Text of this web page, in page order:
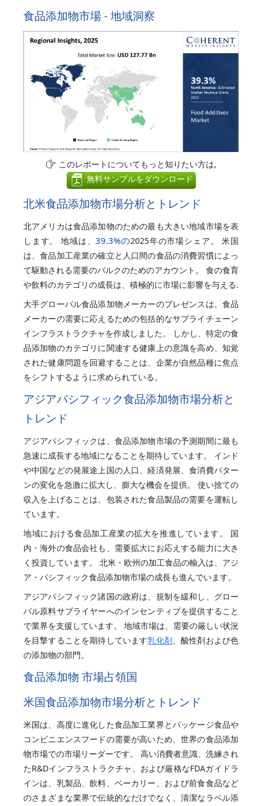
食品添加物市場 - 地域洞察
このレポートについてもっと知りたい方は,
無料サンプルをダウンロード
北米食品添加物市場分析とトレンド
北アメリカは食品添加物のための最も大きい地域市場を表
します。 地域は、39.3%の2025年の市場シェア。 米国
は、食品加工産業の確立と人口間の食品の消費習慣によっ
て駆動される需要のバルクのためのアカウント。 食の食育
や飲料のカテゴリの成長は、積極的に市場に影響を与える.
大手グローバル食品添加物メーカーのプレゼンスは、食品
メーカーの需要に応えるための包括的なサプライチェーン
インフラストラクチャを作成しました。 しかし、特定の食
品添加物のカテゴリに関連する健康上の意識を高め、知覚
された健康問題を回避することは、企業が自然品種に焦点
をシフトするように求められている。
アジアパシフィック食品添加物市場分析と
トレンド
アジアパシフィックは、食品添加物市場の予測期間に最も
急速に成長する地域になることを期待しています。 インド
や中国などの発展途上国の人口、経済発展、食消費パター
ンの変化を急激に拡大し、膨大な機会を提供。 使い捨ての
収入を上げることは、包装された食品製品の需要を運転し
ています。
地域における食品加工産業の拡大を推進しています。 国
内・海外の食品会社も、需要拡大にお応えする能力に大き
く投資しています。 北米・欧州の加工食品の輸入は、アジ
ア・パシフィック食品添加物市場の成長も進んでいます。
アジアパシフィック諸国の政府は、規制を緩和し、グロー
バル原料サプライヤーへのインセンティブを提供すること
で業界を支援しています。 地域市場は、需要の厳しい状況
を目撃することを期待しています乳化剤、酸性剤および色
の添加物の部門。
食品添加物 市場占領国
米国食品添加物市場分析とトレンド
米国は、高度に進化した食品加工業界とパッケージ食品や
コンビニエンスフードの需要が高いため、世界の食品添加
物市場での市場リーダーです。 高い消費者意識、洗練され
たR&Dインフラストラクチャ、および厳格なFDAガイドラ
インは、乳製品、飲料、ベーカリー、および前食食品など
のさまざまな業界で伝統的なだけでなく、清潔なラベル添